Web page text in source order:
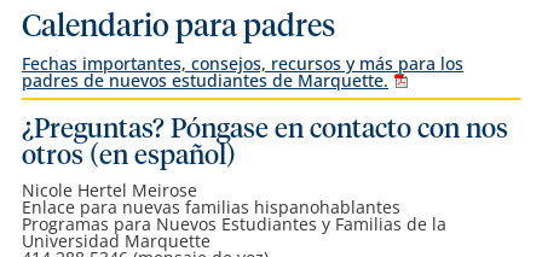
Calendario para padres
Fechas importantes, consejos, recursos y más para los
padres de nuevos estudiantes de Marquette.
¿Preguntas? Póngase en contacto con nos
otros (en español)
Nicole Hertel Meirose
Enlace para nuevas familias hispanohablantes
Programas para Nuevos Estudiantes y Familias de la
Universidad Marquette